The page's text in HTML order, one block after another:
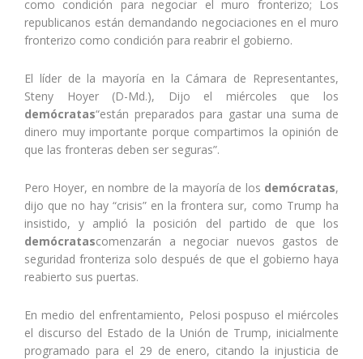
como condición para negociar el muro fronterizo; Los
republicanos están demandando negociaciones en el muro
fronterizo como condición para reabrir el gobierno.
El líder de la mayoría en la Cámara de Representantes,
Steny Hoyer (D-Md.), Dijo el miércoles que los
demócratas“están preparados para gastar una suma de
dinero muy importante porque compartimos la opinión de
que las fronteras deben ser seguras”.
Pero Hoyer, en nombre de la mayoría de los demócratas,
dijo que no hay “crisis” en la frontera sur, como Trump ha
insistido, y amplió la posición del partido de que los
demócratascomenzarán a negociar nuevos gastos de
seguridad fronteriza solo después de que el gobierno haya
reabierto sus puertas.
En medio del enfrentamiento, Pelosi pospuso el miércoles
el discurso del Estado de la Unión de Trump, inicialmente
programado para el 29 de enero, citando la injusticia de